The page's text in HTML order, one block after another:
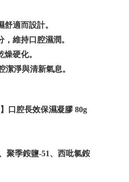
適而設計。
維持口腔濕潤。
硬化。
淨與清新氣息。
口腔長效保濕凝膠 80g
聚季銨鹽-51、西吡氯銨